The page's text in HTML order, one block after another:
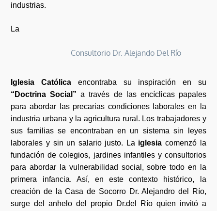
industrias.
Consultorio Dr. Alejando Del Río
La
Iglesia Católica encontraba su inspiración en su
“Doctrina Social” a través de las encíclicas papales
para abordar las precarias condiciones laborales en la
industria urbana y la agricultura rural. Los trabajadores y
sus familias se encontraban en un sistema sin leyes
laborales y sin un salario justo. La iglesia comenzó la
fundación de colegios, jardines infantiles y consultorios
para abordar la vulnerabilidad social, sobre todo en la
primera infancia. Así, en este contexto histórico, la
creación de la Casa de Socorro Dr. Alejandro del Río,
surge del anhelo del propio Dr.del Río quien invitó a